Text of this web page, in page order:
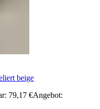
beige
79,17 €Angebot: